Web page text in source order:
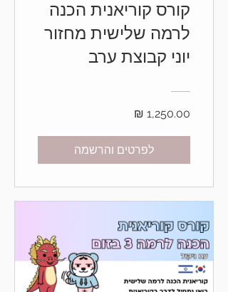
קורס קוריאנית הכנה
לרמה שלישית מחזור
יוני קבוצת ערב
לפרטים והרשמה